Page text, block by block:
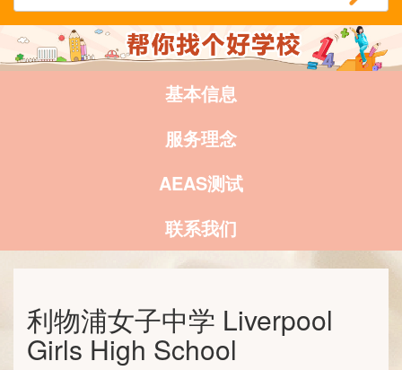
基本信息
服务理念
AEAS测试
联系我们
利物浦女子中学 Liverpool
Girls High School